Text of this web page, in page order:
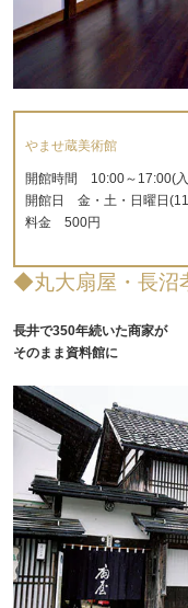
やませ蔵美術館
開館時間 10:00～17:00(
開館日 金・土・日曜日
料金 500円
◆丸大扇屋・長沼
長井で350年続いた商家が
そのまま資料館に